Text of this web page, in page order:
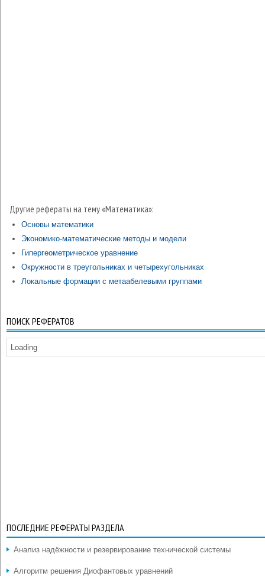
Другие рефераты на тему «Математика»:
Основы математики
Экономико-математические методы и модели
Гипергеометрическое уравнение
Окружности в треугольниках и четырехугольниках
Локальные формации с метаабелевыми группами
ПОИСК РЕФЕРАТОВ
Loading
ПОСЛЕДНИЕ РЕФЕРАТЫ РАЗДЕЛА
Анализ надёжности и резервирование технической системы
Алгоритм решения Диофантовых уравнений